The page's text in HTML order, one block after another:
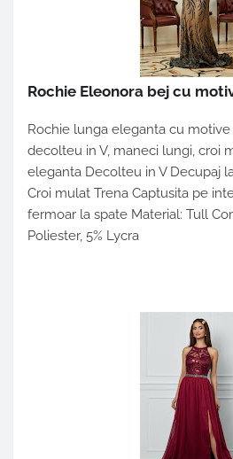
Rochie Eleonora bej cu
Rochie lunga eleganta cu
decolteu in V, maneci lungi, croi
eleganta Decolteu in V Decupaj
Croi mulat Trena Captusita pe
fermoar la spate Material: Tull
Poliester, 5% Lycra